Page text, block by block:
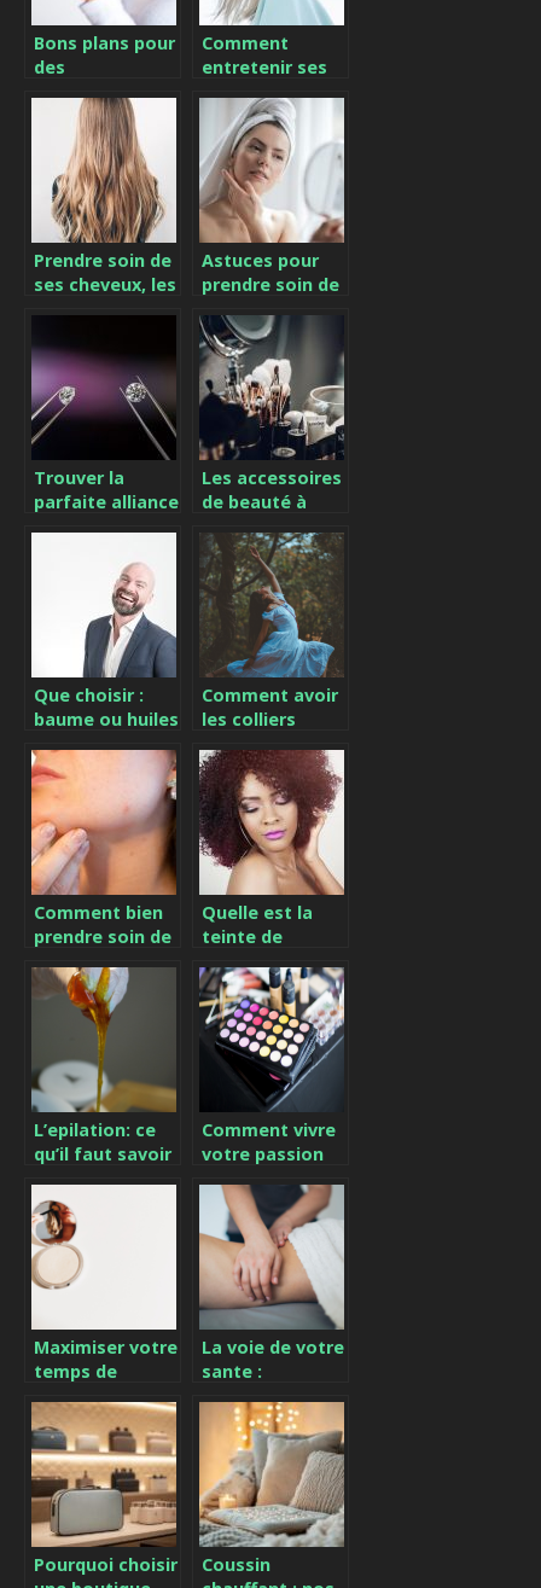
Bons plans pour
des
moins chers !
Comment
entretenir ses
Prendre soin de
ses cheveux, les
indispensables !
Astuces pour
prendre soin de
Trouver la
parfaite alliance
Les accessoires
de beauté à
nécessairement
Que choisir :
baume ou huiles
Comment avoir
les colliers
Comment bien
prendre soin de
Quelle est la
teinte de
parfaite pour
vous ?
L’epilation: ce
qu’il faut savoir
Comment vivre
votre passion
au quotidien ?
Maximiser votre
temps de
blogs beaute
La voie de votre
sante :
drainage
lymphatique
Pourquoi choisir
Coussin